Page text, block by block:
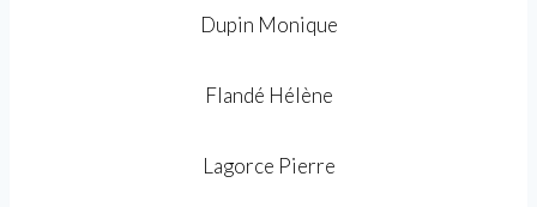
Dupin Monique
Flandé Hélène
Lagorce Pierre